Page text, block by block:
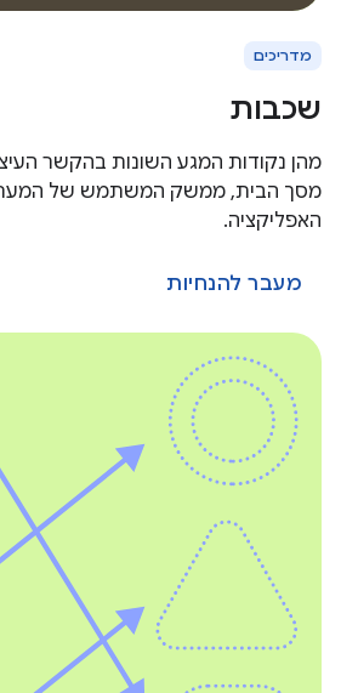
מדריכים
שכבות
מהן נקודות המגע השונות בהקשר
מסך הבית, ממשק המשתמש של
האפליקציה.
מעבר להנחיות